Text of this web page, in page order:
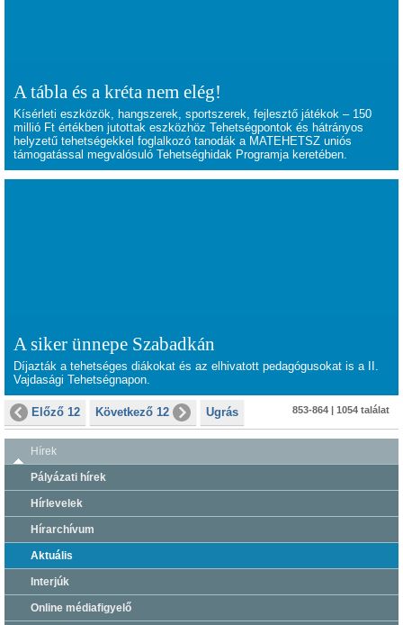
A tábla és a kréta nem elég!
Kísérleti eszközök, hangszerek, sportszerek, fejlesztő játékok – 150
millió Ft értékben jutottak eszközhöz Tehetségpontok és hátrányos
helyzetű tehetségekkel foglalkozó tanodák a MATEHETSZ uniós
támogatással megvalósuló Tehetséghidak Programja keretében.
A siker ünnepe Szabadkán
Díjazták a tehetséges diákokat és az elhivatott pedagógusokat is a II.
Vajdasági Tehetségnapon.
Előző 12 Következő 12 Ugrás 853-864 | 1054 találat
Hírek
Pályázati hírek
Hírlevelek
Hírarchívum
Aktuális
Interjúk
Online médiafigyelő